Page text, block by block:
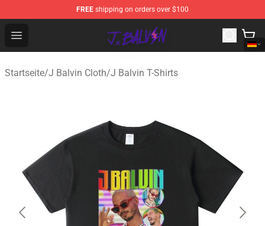
FREE shipping on orders over $100
Open menu
J Balvin Store - Official J Balvin Merchandise Shop
Startseite/J Balvin Cloth/J Balvin T-Shirts